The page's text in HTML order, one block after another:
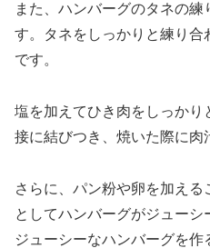
また、ハンバーグのタネの
す。タネをしっかりと練り合
です。
塩を加えてひき肉をしっか
接に結びつき、焼いた際に肉
さらに、パン粉や卵を加え
としてハンバーグがジューシ
ジューシーなハンバーグを作